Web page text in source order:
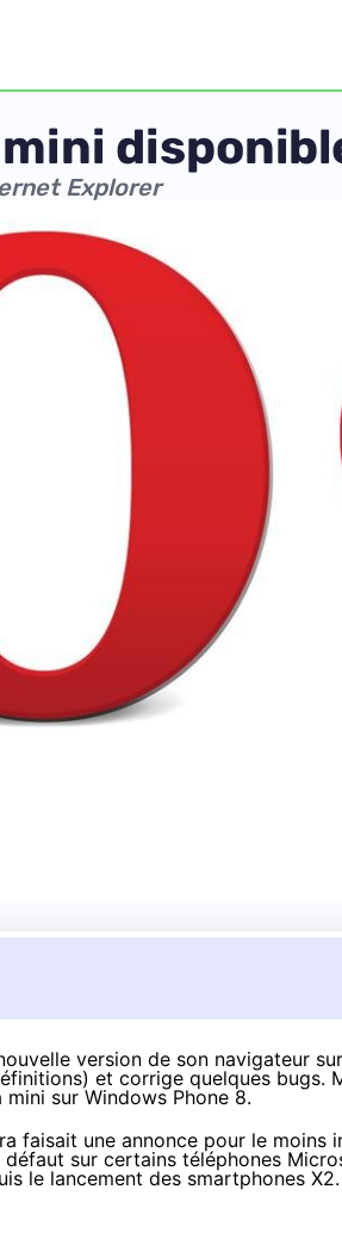
Explorer
version de son navigateur
et corrige quelques bugs.
mini sur Windows Phone 8.
faisait une annonce pour le moins
sur certains téléphones
le lancement des smartphones X2.